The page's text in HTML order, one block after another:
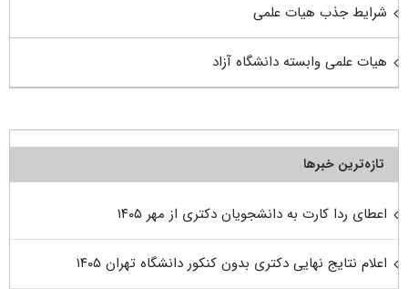
شرایط جذب هیات علمی
هیات علمی وابسته دانشگاه آزاد
تازه‌ترین خبرها
اعطای ردا کارت به دانشجویان دکتری از مهر ۱۴۰۵
اعلام نتایج نهایی دکتری بدون کنکور دانشگاه تهران ۱۴۰۵